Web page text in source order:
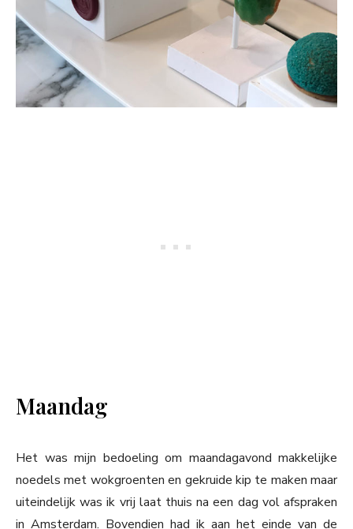
Maandag
Het was mijn bedoeling om maandagavond makkelijke
noedels met wokgroenten en gekruide kip te maken maar
uiteindelijk was ik vrij laat thuis na een dag vol afspraken
in Amsterdam. Bovendien had ik aan het einde van de